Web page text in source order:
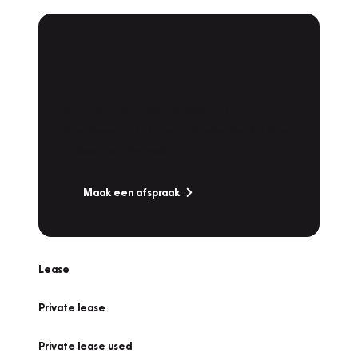
Maak een afspraak
Lease
Private lease
Private lease used